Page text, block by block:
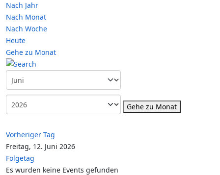
Nach Jahr
Nach Monat
Nach Woche
Heute
Gehe zu Monat
Gehe zu Monat
Vorheriger Tag
Freitag, 12. Juni 2026
Folgetag
Es wurden keine Events gefunden